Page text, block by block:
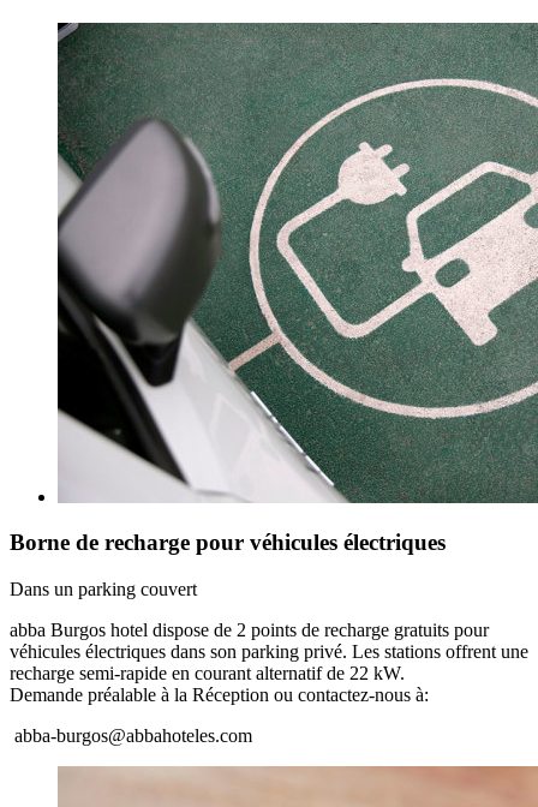
Borne de recharge pour véhicules électriques
Dans un parking couvert
abba Burgos hotel dispose de 2 points de recharge gratuits pour
véhicules électriques dans son parking privé. Les stations offrent une
recharge semi-rapide en courant alternatif de 22 kW.
Demande préalable à la Réception ou contactez-nous à:
abba-burgos@abbahoteles.com